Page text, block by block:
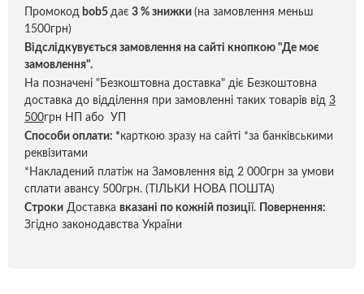
Промокод bob5 дає 3 % знижки (на замовлення меньш
1500грн)
Відслідкувується замовлення на сайті кнопкою "Де моє
замовлення".
На позначені "Безкоштовна доставка" діє Безкоштовна
доставка до відділення при замовленні таких товарів від 3
500грн НП або УП
Способи оплати: *карткою зразу на сайті *за банківськими
реквізитами
*Накладений платіж на Замовлення від 2 000грн за умови
сплати авансу 500грн. (ТІЛЬКИ НОВА ПОШТА)
Строки Доставка вказані по кожній позиції.
Повернення:
Згідно законодавства України